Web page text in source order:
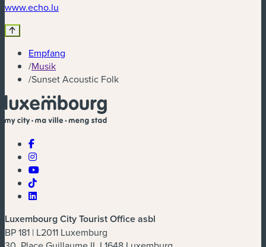
www.echo.lu
Empfang
/Musik
/Sunset Acoustic Folk
Luxembourg City Tourist Office asbl
BP 181 | L2011 Luxemburg